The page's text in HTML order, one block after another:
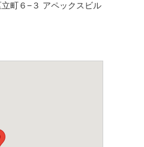
町６−３ アペックスビル